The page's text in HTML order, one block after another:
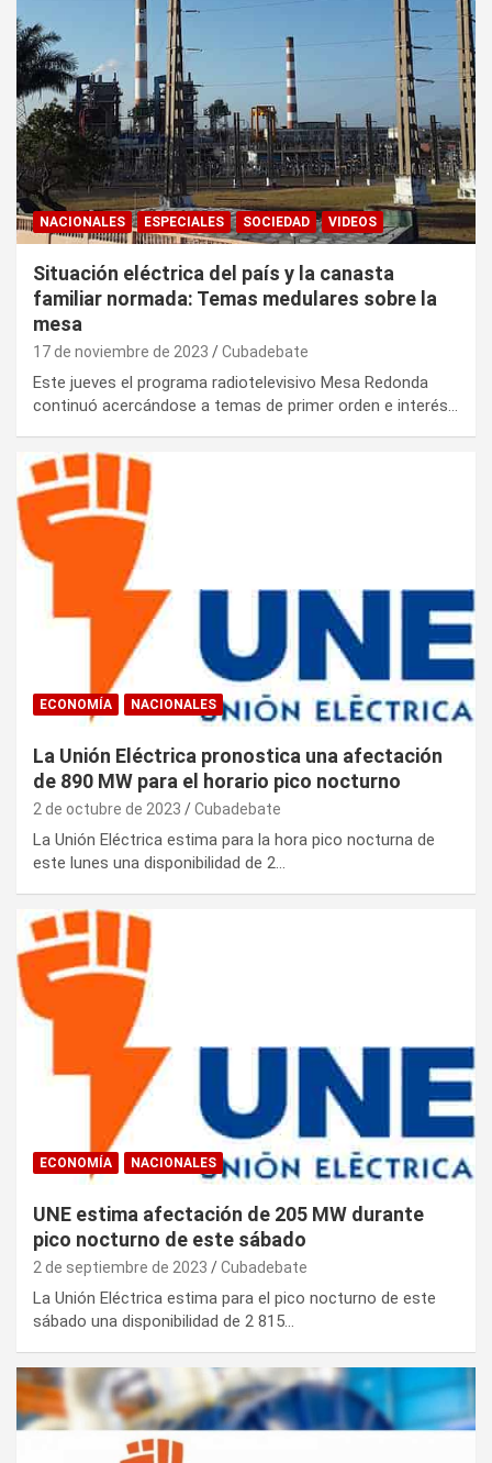
NACIONALES ESPECIALES SOCIEDAD VIDEOS
Situación eléctrica del país y la canasta
familiar normada: Temas medulares sobre la
mesa
17 de noviembre de 2023 Cubadebate
Este jueves el programa radiotelevisivo Mesa Redonda
continuó acercándose a temas de primer orden e interés…
ECONOMÍA NACIONALES
La Unión Eléctrica pronostica una afectación
de 890 MW para el horario pico nocturno
2 de octubre de 2023 Cubadebate
La Unión Eléctrica estima para la hora pico nocturna de
este lunes una disponibilidad de 2…
ECONOMÍA NACIONALES
UNE estima afectación de 205 MW durante
pico nocturno de este sábado
2 de septiembre de 2023 Cubadebate
La Unión Eléctrica estima para el pico nocturno de este
sábado una disponibilidad de 2 815…